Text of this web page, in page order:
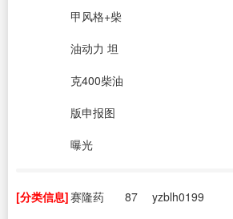
甲风格+柴
油动力 坦
克400柴油
版申报图
曝光
[分类信息]赛隆药 87 yzblh0199